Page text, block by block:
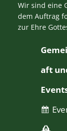
Wir sind eine
dem Auftrag
zur Ehre
aft